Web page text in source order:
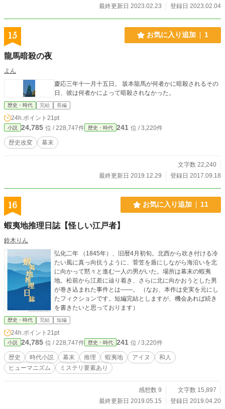
い。みんなが付いているから。 女衆が、安寧に過ごせる場を作ろうと思った。
あてがって来る闇の女らに、研がれまくられるという、ありがた修行を重ねる。
相模の国に女仕入れに行かされ、三人連れ帰り、褒美に小判を頂き元手を得る。
四ツ谷の岡場所の外れに、掘っ立て小屋みたいな置屋を作る。 なんとか四人
集めて来て、さあ、これからだという時に…… てる吉は、闇に消えたのであっ
た。
最終更新日 2023.02.23 登録日 2023.02.04
15 お気に入り追加 1
龍馬暗殺の夜
よん
慶応三年十一月十五日。 坂本龍馬が何者かに暗殺されるその
日、彼は何者かによって暗殺されなかった。
歴史・時代 完結 長編
24h.ポイント 21pt
小説 24,785 位 / 228,747件 歴史・時代 241 位 / 3,220件
歴史改変 幕末
文字数 22,240
最終更新日 2019.12.29
登録日 2017.09.18
16 お気に入り追加 11
蝦夷地推理日誌【怪しい江戸者】
鈴木りん
弘化二年 （1845年）、旧暦4月初旬。北西から吹き付ける冷
たい風に真っ向抗うように、菅笠を盾にしながら海沿いを北
に向かって黙々と進む一人の男がいた。場所は幕末の蝦夷
地。松前から江差に辿り着き、さらに北に向かおうとした男
が巻き込まれた事件とは――。 （なお、本作は史実を元にし
たフィクションです。短編完結としますが、機会あれば続き
を書きたいと思っております）
歴史・時代 完結 短編
24h.ポイント 21pt
小説 24,785 位 / 228,747件 歴史・時代 241 位 / 3,220件
歴史 時代小説 幕末 推理 蝦夷地 アイヌ
和人
ヒューマニズム
ミステリ要素あり
感想数 9
文字数 15,897
最終更新日 2019.05.15
登録日 2019.04.20